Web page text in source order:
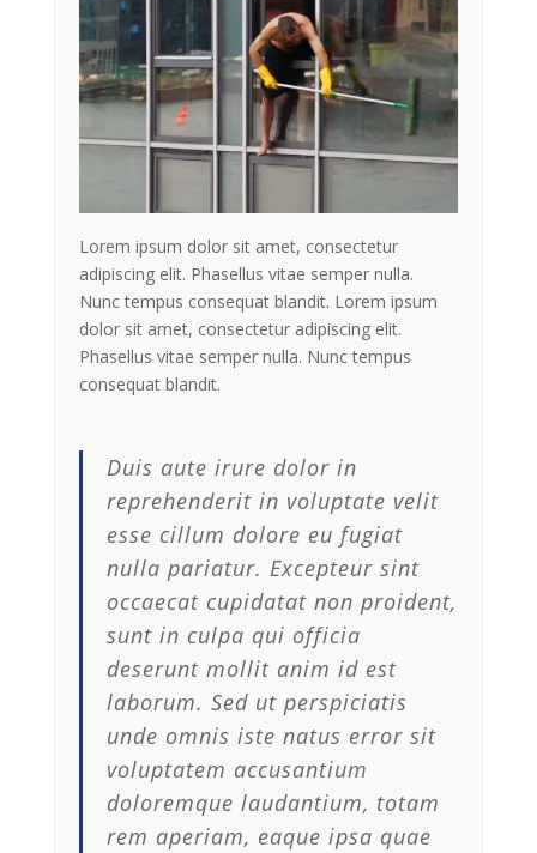
Lorem ipsum dolor sit amet, consectetur
adipiscing elit. Phasellus vitae semper nulla.
Nunc tempus consequat blandit. Lorem ipsum
dolor sit amet, consectetur adipiscing elit.
Phasellus vitae semper nulla. Nunc tempus
consequat blandit.
Duis aute irure dolor in
reprehenderit in voluptate velit
esse cillum dolore eu fugiat
nulla pariatur. Excepteur sint
occaecat cupidatat non proident,
sunt in culpa qui officia
deserunt mollit anim id est
laborum. Sed ut perspiciatis
unde omnis iste natus error sit
voluptatem accusantium
doloremque laudantium, totam
rem aperiam, eaque ipsa quae